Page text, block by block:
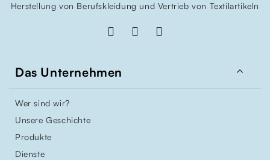
Herstellung von Berufskleidung und Vertrieb von Textilartikeln
Das Unternehmen 
Wer sind wir?
Unsere Geschichte
Produkte
Dienste